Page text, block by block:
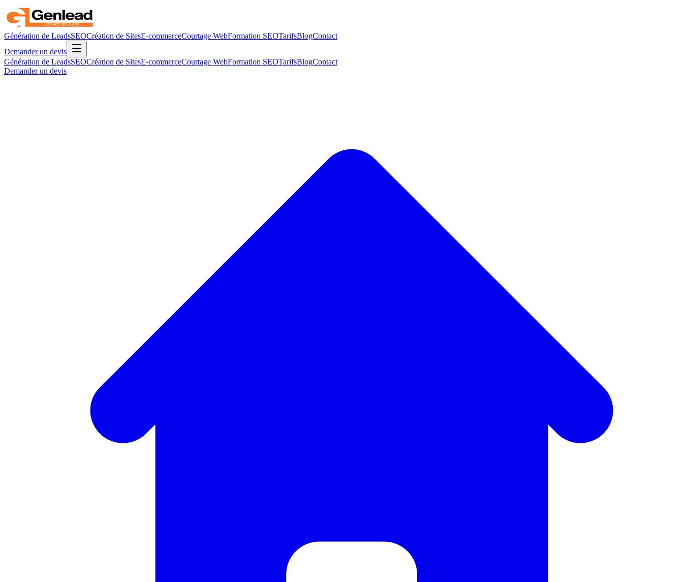
Génération de LeadsSEOCréation de SitesE-commerceCourtage WebFormation SEOTarifsBlogContact
Demander un devis
Génération de LeadsSEOCréation de SitesE-commerceCourtage WebFormation SEOTarifsBlogContact
Demander un devis